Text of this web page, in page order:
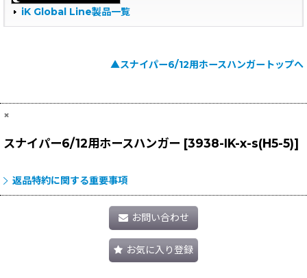
iK Global Line製品一覧
▲スナイパー6/12用ホースハンガートップへ
×
スナイパー6/12用ホースハンガー [3938-IK-x-s(H5-5)]
返品特約に関する重要事項
お問い合わせ
お気に入り登録